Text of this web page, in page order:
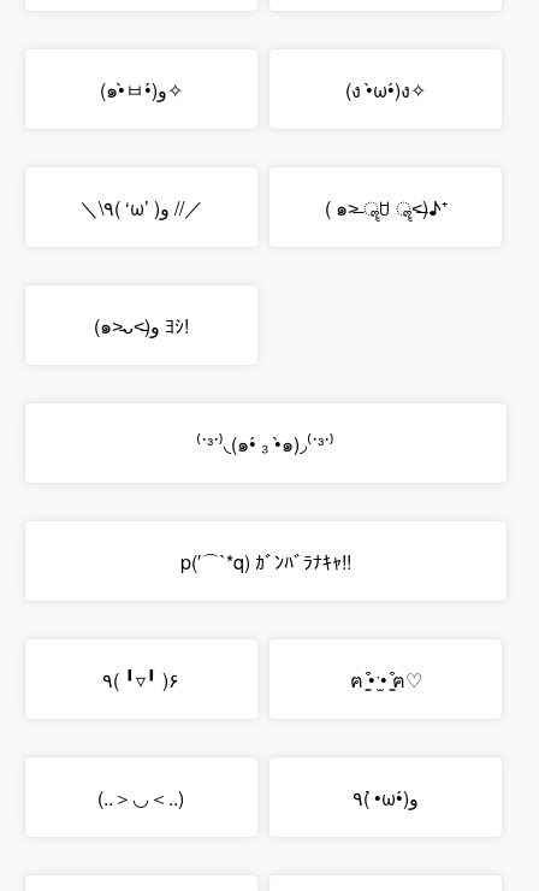
(๑•̀ㅂ•́)و✧ (ง •̀ω•́)ง✧
＼\٩( ‘ω’ )و //／ ( ๑˃̶ ॣꇴ ॣ˂̶)♪⁺
(๑˃̵ᴗ˂̵)و ﾖｼ!
⁽˙³˙⁾◟(๑•́ ₃ •̀๑)◞⁽˙³˙⁾
p(′⌒`*q) ｶﾞﾝﾊﾞﾗﾅｷｬ!!
٩( ╹▿╹ )۶ ฅ ̳͒•ˑ̫• ̳͒ฅ♡
(..＞◡＜..) ٩( •̀ω•́)و